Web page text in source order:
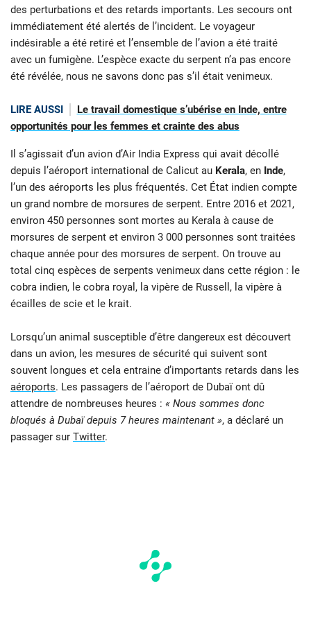
des perturbations et des retards importants. Les secours ont
immédiatement été alertés de l’incident. Le voyageur
indésirable a été retiré et l’ensemble de l’avion a été traité
avec un fumigène. L’espèce exacte du serpent n’a pas encore
été révélée, nous ne savons donc pas s’il était venimeux.
LIRE AUSSI
Le travail domestique s’ubérise en Inde, entre
opportunités pour les femmes et crainte des abus
Il s’agissait d’un avion d’Air India Express qui avait décollé
depuis l’aéroport international de Calicut au Kerala, en Inde,
l’un des aéroports les plus fréquentés. Cet État indien compte
un grand nombre de morsures de serpent. Entre 2016 et 2021,
environ 450 personnes sont mortes au Kerala à cause de
morsures de serpent et environ 3 000 personnes sont traitées
chaque année pour des morsures de serpent. On trouve au
total cinq espèces de serpents venimeux dans cette région : le
cobra indien, le cobra royal, la vipère de Russell, la vipère à
écailles de scie et le krait.
Lorsqu’un animal susceptible d’être dangereux est découvert
dans un avion, les mesures de sécurité qui suivent sont
souvent longues et cela entraine d’importants retards dans les
aéroports. Les passagers de l’aéroport de Dubaï ont dû
attendre de nombreuses heures : « Nous sommes donc
bloqués à Dubaï depuis 7 heures maintenant », a déclaré un
passager sur Twitter.